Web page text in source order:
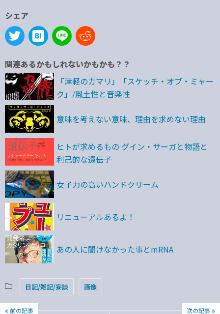
シェア
関連あるかもしれないかもかも？？
「津軽のカマリ」「スケッチ・オブ・ミャー
ク」/風土性と音楽性
意味を考えない意味、理由を求めない理由
ヒトが求めるもの グイン・サーガと物語と
利己的な遺伝子
女子力の高いハンドクリーム
リニューアルあるよ！
あの人に聞けなかった事とmRNA
日記/雑記/妄談 画像
前の記事 次の記事